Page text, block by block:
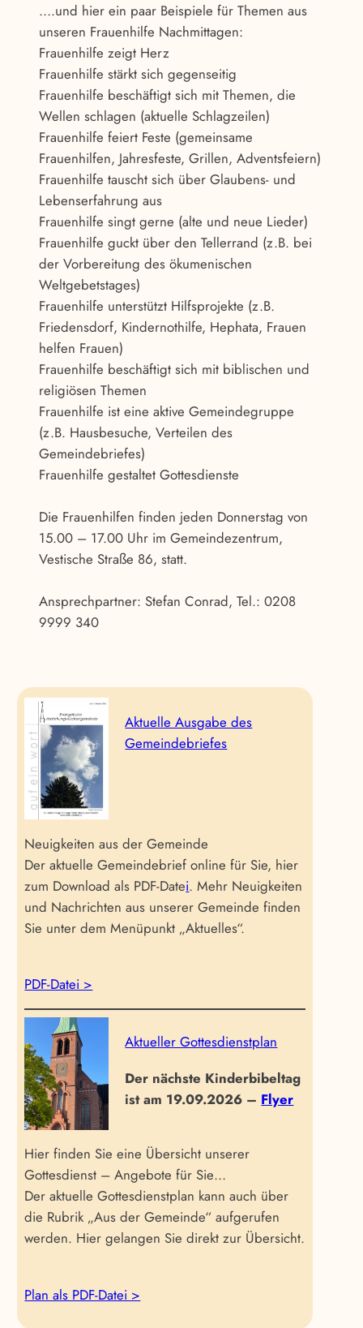
….und hier ein paar Beispiele für Themen aus
unseren Frauenhilfe Nachmittagen:
Frauenhilfe zeigt Herz
Frauenhilfe stärkt sich gegenseitig
Frauenhilfe beschäftigt sich mit Themen, die
Wellen schlagen (aktuelle Schlagzeilen)
Frauenhilfe feiert Feste (gemeinsame
Frauenhilfen, Jahresfeste, Grillen, Adventsfeiern)
Frauenhilfe tauscht sich über Glaubens- und
Lebenserfahrung aus
Frauenhilfe singt gerne (alte und neue Lieder)
Frauenhilfe guckt über den Tellerrand (z.B. bei
der Vorbereitung des ökumenischen
Weltgebetstages)
Frauenhilfe unterstützt Hilfsprojekte (z.B.
Friedensdorf, Kindernothilfe, Hephata, Frauen
helfen Frauen)
Frauenhilfe beschäftigt sich mit biblischen und
religiösen Themen
Frauenhilfe ist eine aktive Gemeindegruppe
(z.B. Hausbesuche, Verteilen des
Gemeindebriefes)
Frauenhilfe gestaltet Gottesdienste
Die Frauenhilfen finden jeden Donnerstag von
15.00 – 17.00 Uhr im Gemeindezentrum,
Vestische Straße 86, statt.
Ansprechpartner: Stefan Conrad, Tel.: 0208
9999 340
Aktuelle Ausgabe des
Gemeindebriefes
Neuigkeiten aus der Gemeinde
Der aktuelle Gemeindebrief online für Sie, hier
zum Download als PDF-Datei. Mehr Neuigkeiten
und Nachrichten aus unserer Gemeinde finden
Sie unter dem Menüpunkt „Aktuelles“.
PDF-Datei >
Aktueller Gottesdienstplan
Der nächste Kinderbibeltag
ist am 19.09.2026 – Flyer
Hier finden Sie eine Übersicht unserer
Gottesdienst – Angebote für Sie…
Der aktuelle Gottesdienstplan kann auch über
die Rubrik „Aus der Gemeinde“ aufgerufen
werden. Hier gelangen Sie direkt zur Übersicht.
Plan als PDF-Datei >